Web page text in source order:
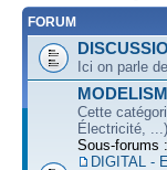
FORUM
Ici on parle
Cette
Électricité, ...)
Sous-forums :
DIGITAL -